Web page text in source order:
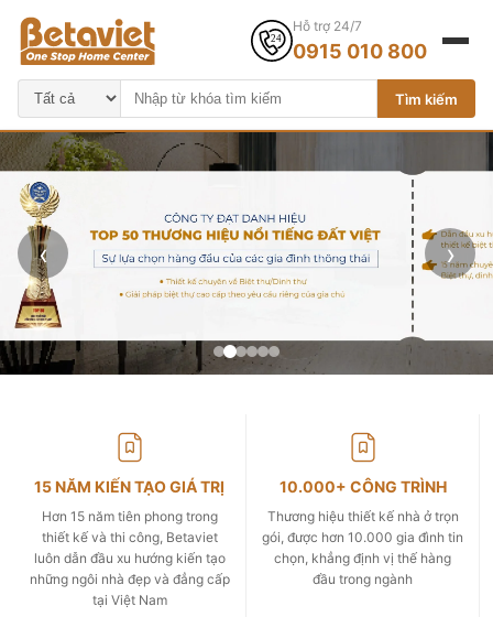
Tìm kiếm
Hỗ trợ 24/7
0915 010 800
‹ ›
15 NĂM KIẾN TẠO GIÁ TRỊ
Hơn 15 năm tiên phong trong
thiết kế và thi công, Betaviet
luôn dẫn đầu xu hướng kiến tạo
những ngôi nhà đẹp và đẳng cấp
tại Việt Nam
10.000+ CÔNG TRÌNH
Thương hiệu thiết kế nhà ở trọn
gói, được hơn 10.000 gia đình tin
chọn, khẳng định vị thế hàng
đầu trong ngành